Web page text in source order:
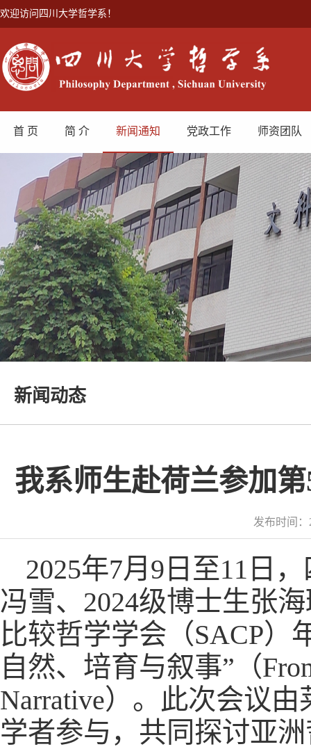
欢迎访问四川大学哲学系！
首 页 简 介 新闻通知 党政工作 师资团队
新闻动态
我系师生赴荷兰参加
发布时间
2025年7月9日至11日
冯雪、2024级博士生张
比较哲学学会（SACP）
自然、培育与叙事”（
Narrative）。此次会议
学者参与，共同探讨亚